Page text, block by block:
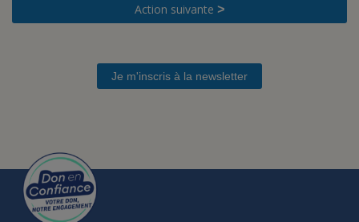
Action suivante >
Je m'inscris à la newsletter